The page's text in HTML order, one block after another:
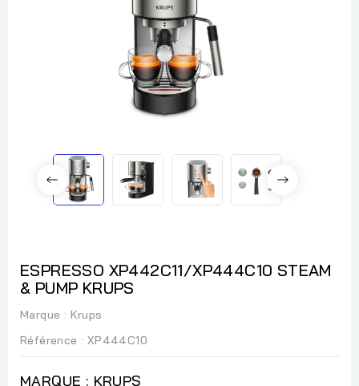
ESPRESSO XP442C11/XP444C10 STEAM
& PUMP KRUPS
Marque : Krups
Référence : XP444C10
MARQUE : KRUPS